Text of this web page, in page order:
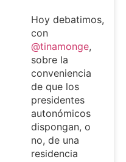
Hoy debatimos,
con
@tinamonge,
sobre la
conveniencia
de que los
presidentes
autonómicos
dispongan, o
no, de una
residencia